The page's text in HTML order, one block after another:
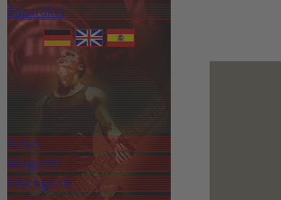
Fanartikel
News
Biografie
Discografie